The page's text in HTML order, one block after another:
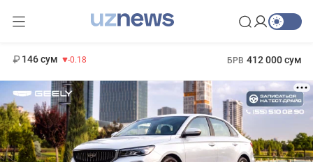
146 сум -0.18 БРВ 412 000 сум